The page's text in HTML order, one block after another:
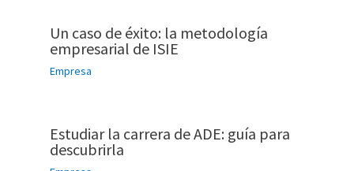
Un caso de éxito: la metodología
empresarial de ISIE
Empresa
Estudiar la carrera de ADE: guía para
descubrirla